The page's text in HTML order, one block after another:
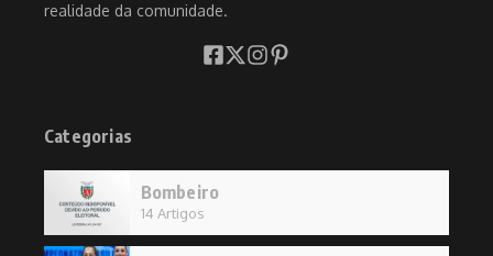
realidade da comunidade.
Categorias
Bombeiro
14 Artigos